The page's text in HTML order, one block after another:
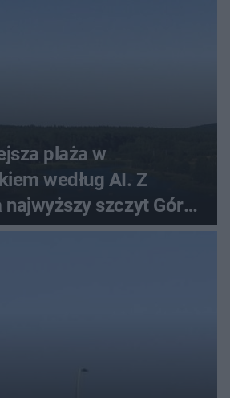
plaża w
według AI. Z
szczyt Gór